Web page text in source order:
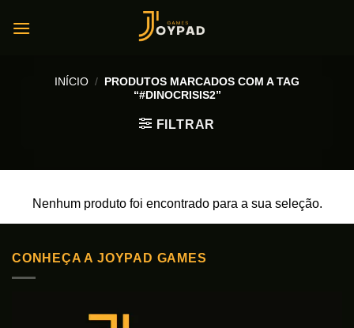
INÍCIO / PRODUTOS MARCADOS COM A TAG
“#DINOCRISIS2”
FILTRAR
Nenhum produto foi encontrado para a sua seleção.
CONHEÇA A JOYPAD GAMES